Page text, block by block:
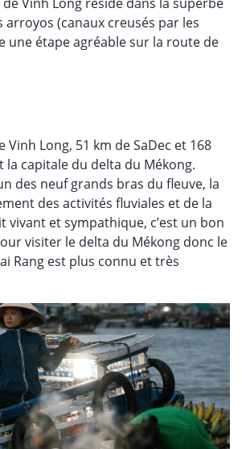
arroyos (canaux creusés par les
une étape agréable sur la route de
Vinh Long, 51 km de SaDec et 168
la capitale du delta du Mékong.
des neuf grands bras du fleuve, la
des activités fluviales et de la
vivant et sympathique, c’est un bon
visiter le delta du Mékong donc le
Rang est plus connu et très